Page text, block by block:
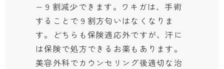
−９割減少できます。ワキガは、手術
することで９割方匂いはなくなりま
す。どちらも保険適応外ですが、汗に
は保険で処方できるお薬もあります。
美容外科でカウンセリング後適切な治